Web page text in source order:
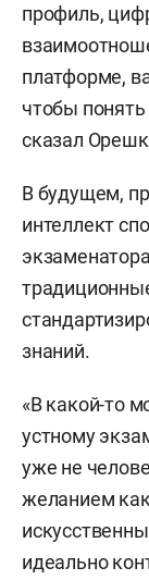
профиль,
платформе,
чтобы
сказал
В будущем,
интеллект
знаний.
«В какой-то
устному
уже не
желанием
идеально